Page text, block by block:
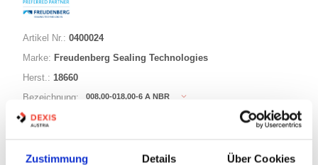
Zustimmung Details Über Cookies
Artikel Nr.: 0400024
Marke: Freudenberg Sealing Technologies
Herst.: 18660
Bezeichnung:
008,00-018,00-6 A NBR
Innen Ø:
Bauform: A